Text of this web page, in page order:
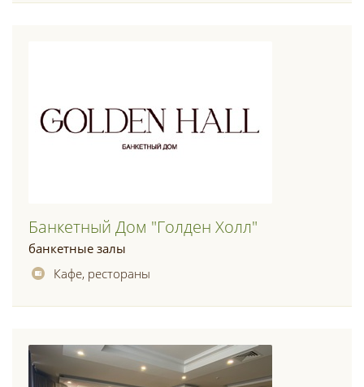
Банкетный Дом "голден Холл"
банкетные залы
Кафе, рестораны